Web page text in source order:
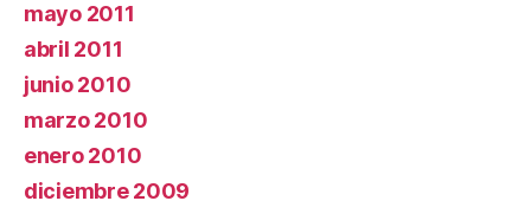
mayo 2011
abril 2011
junio 2010
marzo 2010
enero 2010
diciembre 2009